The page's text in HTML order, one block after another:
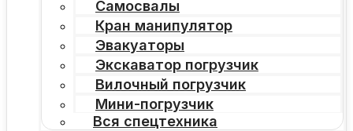
Самосвалы
Кран манипулятор
Эвакуаторы
Экскаватор погрузчик
Вилочный погрузчик
Мини-погрузчик
Вся спецтехника